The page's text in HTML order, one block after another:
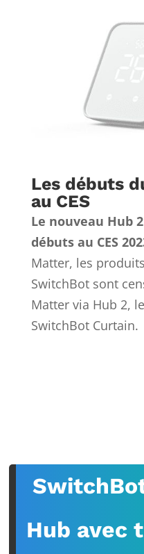
Les débuts
au CES
Le nouveau Hub
débuts au CES
Matter, les
SwitchBot sont
Matter via Hub 2,
SwitchBot Curtain.
Hub avec